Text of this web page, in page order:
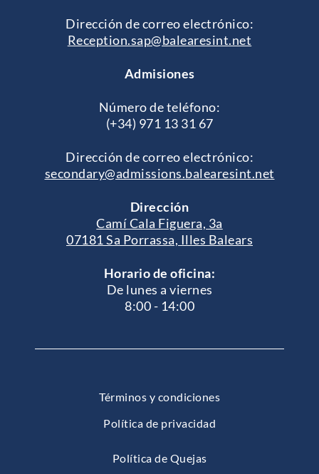
Dirección de correo electrónico:
Reception.sap@balearesint.net
Admisiones
Número de teléfono:
(+34) 971 13 31 67
Dirección de correo electrónico:
secondary@admissions.balearesint.net
Dirección
Camí Cala Figuera, 3a
07181 Sa Porrassa, Illes Balears
Horario de oficina:
De lunes a viernes
8:00 - 14:00
Términos y condiciones
Política de privacidad
Política de Quejas